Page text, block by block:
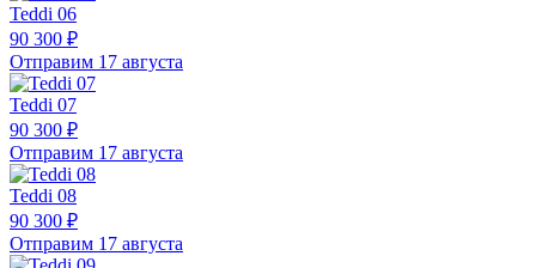
Teddi 06
90 300 ₽
Отправим 17 августа
Teddi 07
90 300 ₽
Отправим 17 августа
Teddi 08
90 300 ₽
Отправим 17 августа